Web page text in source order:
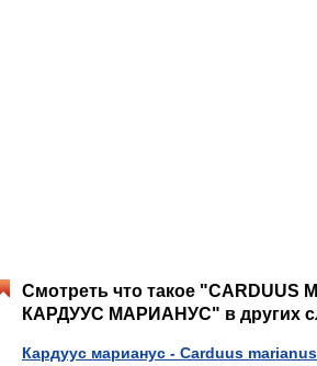
Смотреть что такое "CARDUUS
КАРДУУС МАРИАНУС" в других
Кардуус марианус - Carduus